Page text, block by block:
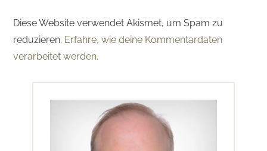
Diese Website verwendet Akismet, um Spam zu
reduzieren. Erfahre, wie deine Kommentardaten
verarbeitet werden.